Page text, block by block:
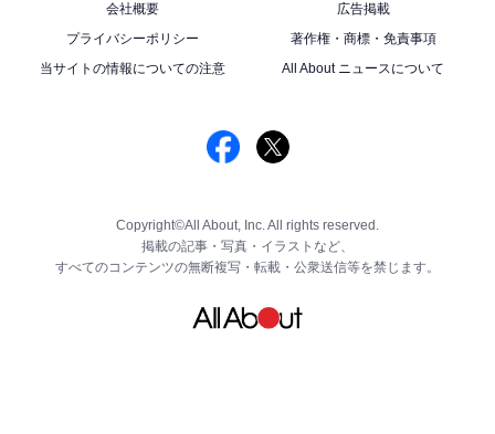
会社概要
広告掲載
プライバシーポリシー
著作権・商標・免責事項
当サイトの情報についての注意
All About ニュースについて
Copyright©All About, Inc. All rights reserved.
掲載の記事・写真・イラストなど、
すべてのコンテンツの無断複写・転載・公衆送信等を禁じます。